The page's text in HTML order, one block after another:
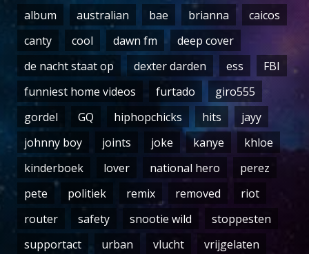
album australian bae brianna
caicos
canty
cool dawn fm
deep cover
de nacht staat op
dexter darden ess
FBI
funniest home videos
furtado
giro555
gordel
GQ hiphopchicks hits
jayy
johnny boy
joints joke kanye
khloe
kinderboek
lover national hero
perez
pete
politiek remix removed
riot
router
safety snootie wild
stoppesten
supportact
urban vlucht vrijgelaten